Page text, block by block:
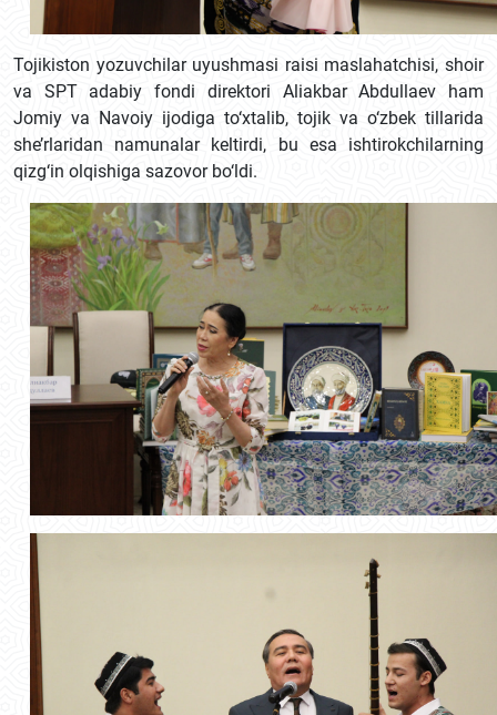
Tojikiston yozuvchilar uyushmasi raisi maslahatchisi, shoir
va SPТ adabiy fondi direktori Aliakbar Abdullaev ham
Jomiy va Navoiy ijodiga to‘xtalib, tojik va o‘zbek tillarida
she’rlaridan namunalar keltirdi, bu esa ishtirokchilarning
qizg‘in olqishiga sazovor bo‘ldi.